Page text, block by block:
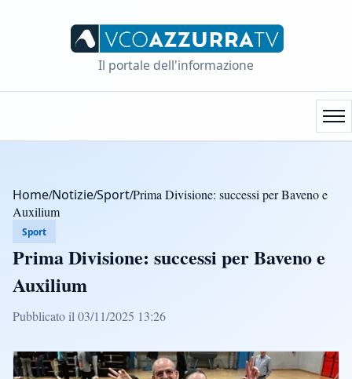
Il portale dell'informazione
Home/Notizie/Sport/Prima Divisione: successi per Baveno e
Auxilium
Sport
Prima Divisione: successi per Baveno e
Auxilium
Pubblicato il 03/11/2025 13:26